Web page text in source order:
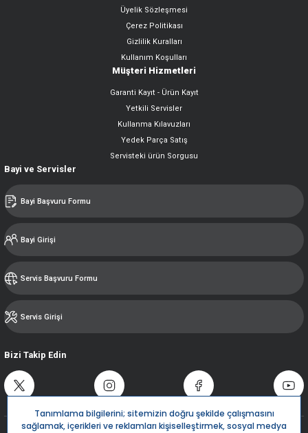
Üyelik Sözleşmesi
Çerez Politikası
Gizlilik Kuralları
Kullanım Koşulları
Müşteri Hizmetleri
Garanti Kayıt - Ürün Kayıt
Yetkili Servisler
Kullanma Kılavuzları
Yedek Parça Satış
Servisteki ürün Sorgusu
Bayi ve Servisler
Bayi Başvuru Formu
Bayi Girişi
Servis Başvuru Formu
Servis Girişi
Bizi Takip Edin